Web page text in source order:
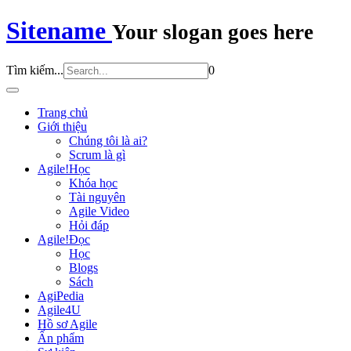
Sitename Your slogan goes here
Tìm kiếm... 0
Trang chủ
Giới thiệu
Chúng tôi là ai?
Scrum là gì
Agile!Học
Khóa học
Tài nguyên
Agile Video
Hỏi đáp
Agile!Đọc
Học
Blogs
Sách
AgiPedia
Agile4U
Hồ sơ Agile
Ấn phẩm